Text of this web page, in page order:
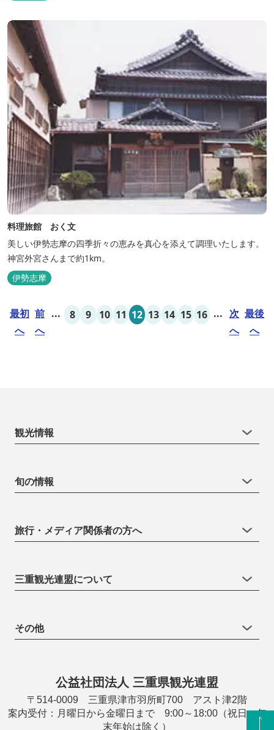
料理旅館 おく文
美しい伊勢志摩の四季折々の恵みを真心を添えて調理いたします。
神宮外宮さんまで約1km。
伊勢志摩
最初
へ
前
へ
... 8 9 10 11 12 13 14 15 16 ... 次
へ
最後
へ
観光情報
旬の情報
旅行・メディア関係者の方へ
三重観光連盟について
その他
公益社団法人 三重県観光連盟
〒514-0009 三重県津市羽所町700 アスト津2階
案内受付：月曜日から金曜日まで 9:00～18:00（祝日・年
末年始は除く）